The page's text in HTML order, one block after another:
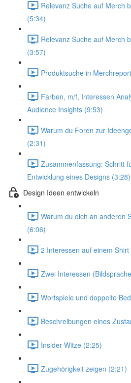
Relevanz Suche auf Merch
(5:34)
Relevanz Suche auf Merch
(3:57)
Produktsuche in
Farben, m/f, Interessen
Audience Insights (9:53)
Warum du Foren zur
(2:31)
Zusammenfassung: Schritt
Entwicklung eines Designs (3:28)
Design Ideen entwickeln
Warum du dich an anderen
(6:06)
2 Interessen auf einem Shirt
Zwei Interessen
Wortspiele und doppelte
Beschreibungen eines
Insider Witze (2:25)
Zugehörigkeit zeigen (2:21)